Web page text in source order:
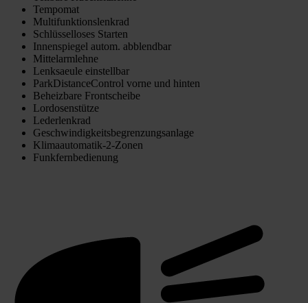
Tempomat
Multifunktionslenkrad
Schlüsselloses Starten
Innenspiegel autom. abblendbar
Mittelarmlehne
Lenksaeule einstellbar
ParkDistanceControl vorne und hinten
Beheizbare Frontscheibe
Lordosenstütze
Lederlenkrad
Geschwindigkeitsbegrenzungsanlage
Klimaautomatik-2-Zonen
Funkfernbedienung